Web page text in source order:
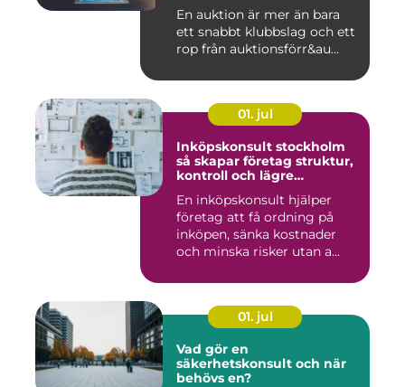
En auktion är mer än bara
ett snabbt klubbslag och ett
rop från auktionsförr&au...
01. jul
Inköpskonsult stockholm
så skapar företag struktur,
kontroll och lägre
En inköpskonsult hjälper
företag att få ordning på
inköpen, sänka kostnader
och minska risker utan a...
01. jul
Vad gör en
säkerhetskonsult och när
behövs en?